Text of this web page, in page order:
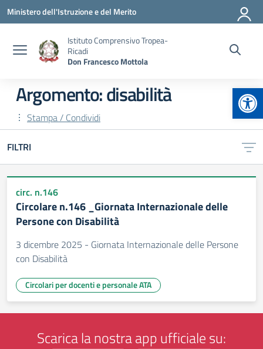
Vai ai contenuti
Vai al menu di navigazione
Vai al footer
Ministero dell'Istruzione e del Merito
Istituto Comprensivo Tropea-
Ricadi
Don Francesco Mottola
Argomento: disabilità
Stampa / Condividi
FILTRI
circ. n.146
Circolare n.146 _Giornata Internazionale delle
Persone con Disabilità
3 dicembre 2025 - Giornata Internazionale delle Persone
con Disabilità
Circolari per docenti e personale ATA
Scarica la nostra app ufficiale su: